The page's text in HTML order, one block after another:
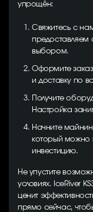
упрощён:
Свяжитесь с
выбором.
Оформите
и доставку по
Получите
Настройка
Начните
который можно
инвестицию.
Не упустите
условиях. IceRiver
ценит
прямо сейчас,